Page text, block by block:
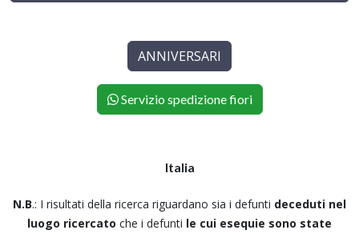
ANNIVERSARI
Servizio spedizione fiori
Italia
N.B.: I risultati della ricerca riguardano sia i defunti deceduti nel
luogo ricercato che i defunti le cui esequie sono state